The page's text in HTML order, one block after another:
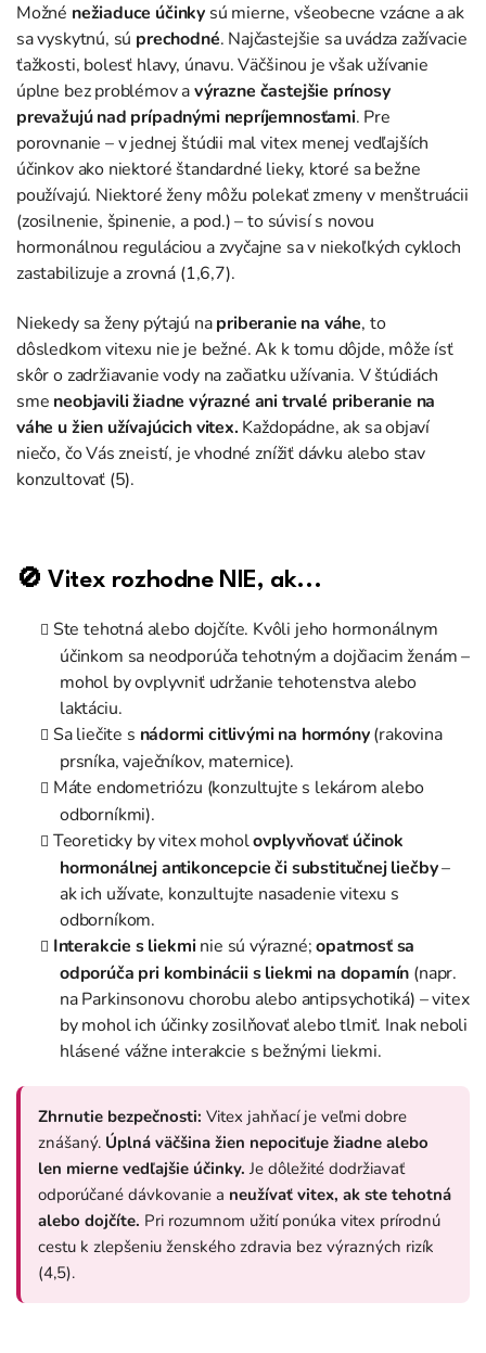
Možné nežiaduce účinky sú mierne, všeobecne vzácne a ak
sa vyskytnú, sú prechodné. Najčastejšie sa uvádza zažívacie
ťažkosti, bolesť hlavy, únavu. Väčšinou je však užívanie
úplne bez problémov avýrazne častejšie prínosy
prevažujú nad prípadnými nepríjemnosťami. Pre
porovnanie – v jednej štúdii mal vitex menej vedľajších
účinkov ako niektoré štandardné lieky, ktoré sa bežne
používajú. Niektoré ženy môžu polekať zmeny v menštruácii
(zosilnenie, špinenie, a pod.) – to súvisí s novou
hormonálnou reguláciou a zvyčajne sa v niekoľkých cykloch
zastabilizuje a zrovná (1,6,7).
Niekedy sa ženy pýtajú napriberanie na váhe, to
dôsledkom vitexu nie je bežné. Ak k tomu dôjde, môže ísť
skôr o zadržiavanie vody na začiatku užívania. V štúdiách
sme neobjavili žiadne výrazné ani trvalé priberanie na
váhe u žien užívajúcich vitex. Každopádne, ak sa objaví
niečo, čo Vás zneistí, je vhodné znížiť dávku alebo stav
konzultovať (5).
🚫 Vitex rozhodne NIE, ak...
Ste tehotná alebo dojčíte. Kvôli jeho hormonálnym
účinkom sa neodporúča tehotným a dojčiacim ženám –
mohol by ovplyvniť udržanie tehotenstva alebo
laktáciu.
Sa liečite s nádormi citlivými na hormóny(rakovina
prsníka, vaječníkov, maternice).
Máte endometriózu (konzultujte s lekárom alebo
odborníkmi).
Teoreticky by vitex moholovplyvňovať účinok
hormonálnej antikoncepcie či substitučnej liečby–
ak ich užívate, konzultujte nasadenie vitexu s
odborníkom.
Interakcie s liekminie sú výrazné;opatrnosť sa
odporúča pri kombinácii s liekmi na dopamín (napr.
na Parkinsonovu chorobu alebo antipsychotiká) – vitex
by mohol ich účinky zosilňovať alebo tlmiť. Inak neboli
hlásené vážne interakcie s bežnými liekmi.
Zhrnutie bezpečnosti: Vitex jahňací je veľmi dobre
znášaný. Úplná väčšina žien nepociťuje žiadne alebo
len mierne vedľajšie účinky. Je dôležité dodržiavať
odporúčané dávkovanie a neužívať vitex, ak ste tehotná
alebo dojčíte. Pri rozumnom užití ponúka vitex prírodnú
cestu k zlepšeniu ženského zdravia bez výrazných rizík
(4,5).